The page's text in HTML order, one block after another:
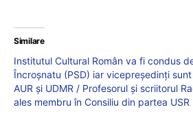
Similare
Institutul Cultural Român va fi condus
Încroșnatu (PSD) iar vicepreședinți
AUR și UDMR / Profesorul și scriitorul
ales membru în Consiliu din partea USR